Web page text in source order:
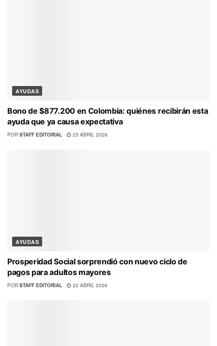
AYUDAS
Bono de $877.200 en Colombia: quiénes recibirán esta
ayuda que ya causa expectativa
POR STAFF EDITORIAL 23 ABRIL 2026
AYUDAS
Prosperidad Social sorprendió con nuevo ciclo de
pagos para adultos mayores
POR STAFF EDITORIAL 22 ABRIL 2026